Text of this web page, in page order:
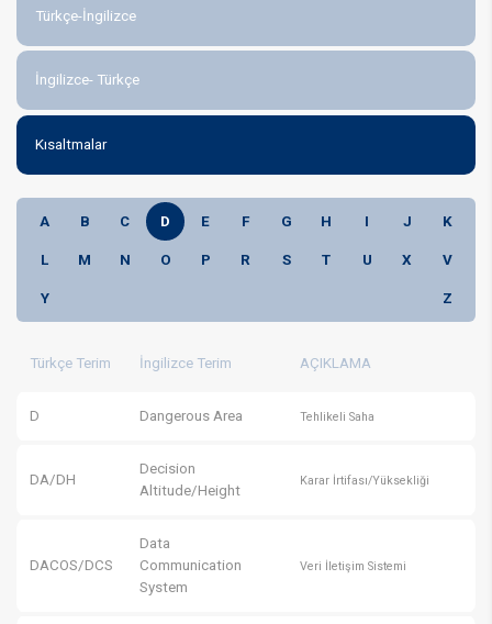
Türkçe-İngilizce
İngilizce- Türkçe
Kısaltmalar
A B C D E F G H I J K
L M N O P R S T U X V
Y Z
Türkçe Terim İngilizce Terim AÇIKLAMA
D Dangerous Area Tehlikeli Saha
DA/DH
Decision
Altitude/Height
Karar İrtifası/Yüksekliği
DACOS/DCS
Data
Communication
System
Veri İletişim Sistemi